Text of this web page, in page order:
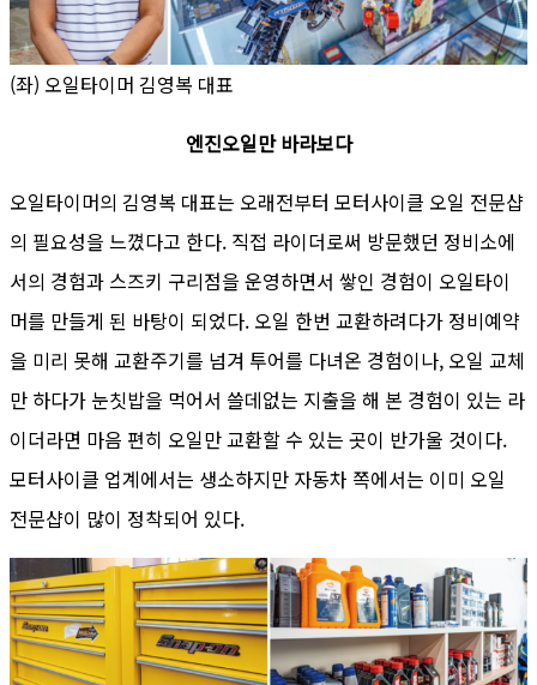
(좌) 오일타이머 김영복 대표
엔진오일만 바라보다
오일타이머의 김영복 대표는 오래전부터 모터사이클 오일 전문샵
의 필요성을 느꼈다고 한다. 직접 라이더로써 방문했던 정비소에
서의 경험과 스즈키 구리점을 운영하면서 쌓인 경험이 오일타이
머를 만들게 된 바탕이 되었다. 오일 한번 교환하려다가 정비예약
을 미리 못해 교환주기를 넘겨 투어를 다녀온 경험이나, 오일 교체
만 하다가 눈칫밥을 먹어서 쓸데없는 지출을 해 본 경험이 있는 라
이더라면 마음 편히 오일만 교환할 수 있는 곳이 반가울 것이다.
모터사이클 업계에서는 생소하지만 자동차 쪽에서는 이미 오일
전문샵이 많이 정착되어 있다.